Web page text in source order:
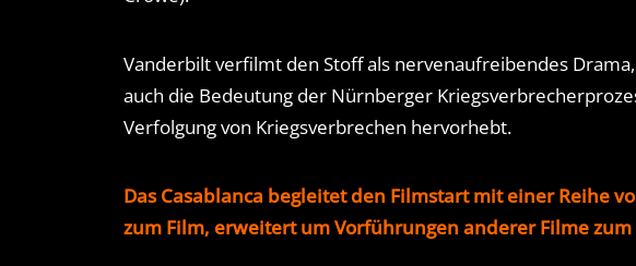
Vanderbilt verfilmt den Stoff als nervenaufreibendes
auch die Bedeutung der Nürnberger
Verfolgung von Kriegsverbrechen hervorhebt.
Das Casablanca begleitet den Filmstart mit einer Reihe
zum Film, erweitert um Vorführungen anderer Filme zum